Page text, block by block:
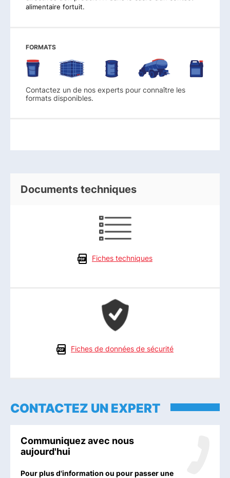
alimentaire fortuit.
FORMATS
Contactez un de nos experts pour connaître les
formats disponibles.
Documents techniques
Fiches techniques
Fiches de données de sécurité
CONTACTEZ UN EXPERT
Communiquez avec nous
aujourd'hui
Pour plus d'information ou pour passer une